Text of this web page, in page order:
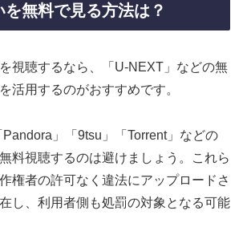
無料で見る方法は？
視聴するなら、「U-NEXT」などの無
活用するのがおすすめです。
Pandora」「9tsu」「Torrent」などの
料視聴するのは避けましょう。これら
権者の許可なく違法にアップロードさ
し、利用者側も処罰の対象となる可能